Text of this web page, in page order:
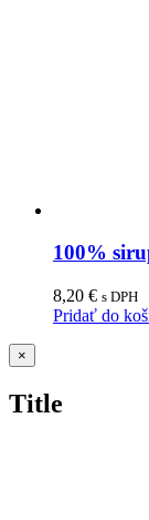
100%
8,20 € s DPH
Pridať do
Zatvoriť
rýchle
produktu
×
Title